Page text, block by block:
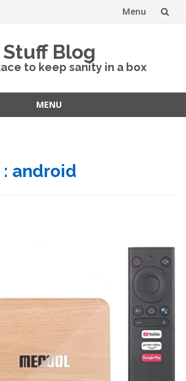
Menu
Stuff Blog
to keep sanity in a box
MENU
android